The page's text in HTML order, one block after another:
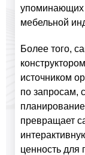
упоминающих
мебельной
Более того,
источником
по запросам,
превращает
ценность для